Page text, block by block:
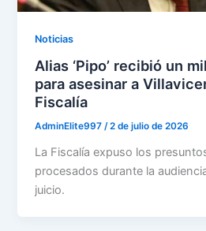
Noticias
Alias ‘Pipo’ recibió un
para asesinar a
Fiscalía
AdminElite997/2 de julio de 2026
La Fiscalía expuso los
procesados durante la
juicio.